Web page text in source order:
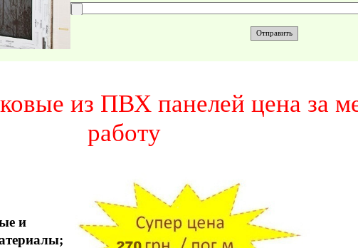
из ПВХ панелей цена за
работу
и
ы;